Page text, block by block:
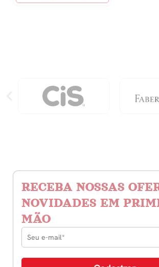
Mãe
RECEBA NOSSAS
NOVIDADES EM
MÃO